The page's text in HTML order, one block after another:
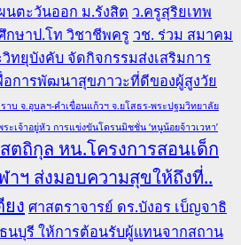
นตะวันออก ม.รังสิต ว.ครูสุริยเทพ
กษาป.โท วิชาชีพครู วช. ร่วม สมาคม
ทยุบังคับ จัดกิจกรรมส่งเสริมการ
การพัฒนาสุขภาวะที่ดีของผู้สูงวัย
าบ จ.อุบลฯ-คำเขื่อนแก้วฯ จ.ยโสธร-พระปฐมวิทยาลัย
เจ้าอยู่หัว การแข่งขันโดรนมิชชั่น ‘หนูน้อยจ้าวเวหา’
ถิกุล หน.โครงการสอนเด็ก
าฯ ส่งมอบความสุขให้ถึงที่..
ง ศาสตราจารย์ ดร.บังอร เบ็ญจาธิ
นบุรี ให้การต้อนรับผู้แทนจากสถาน